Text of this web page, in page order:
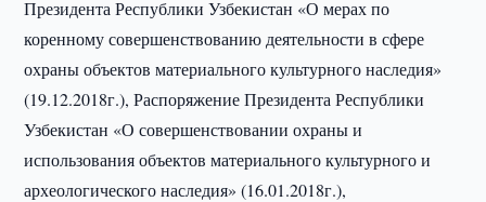
Президента Республики Узбекистан «О мерах по
коренному совершенствованию деятельности в сфере
охраны объектов материального культурного наследия»
(19.12.2018г.), Распоряжение Президента Республики
Узбекистан «О совершенствовании охраны и
использования объектов материального культурного и
археологического наследия» (16.01.2018г.),